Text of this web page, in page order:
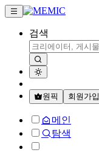
검색
원픽 회원가입
메인
탐색